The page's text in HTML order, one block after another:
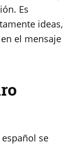
Es
ideas,
el mensaje
se